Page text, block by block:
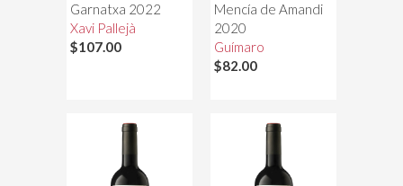
Garnatxa 2022
Xavi Pallejà
$107.00
Mencía de Amandi
2020
Guímaro
$82.00